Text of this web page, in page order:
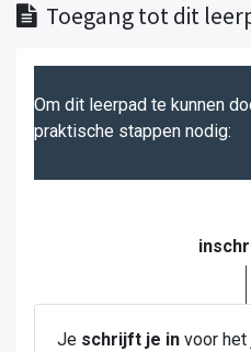
Toegang tot dit
Om dit leerpad te kunnen
praktische stappen nodig:
Je schrijft je in voor